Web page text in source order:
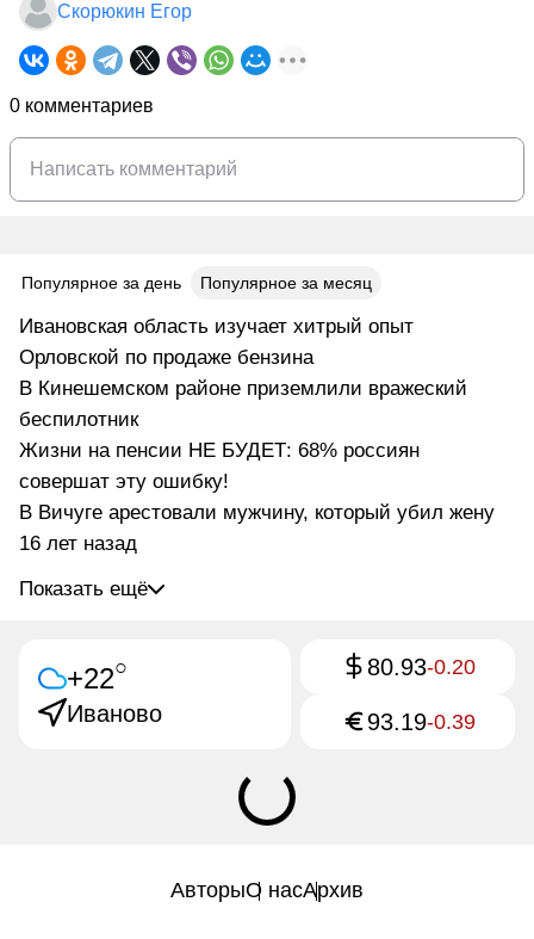
Скорюкин Егор
0 комментариев
Популярное за день Популярное за месяц
Ивановская область изучает хитрый опыт
Орловской по продаже бензина
В Кинешемском районе приземлили вражеский
беспилотник
Жизни на пенсии НЕ БУДЕТ: 68% россиян
совершат эту ошибку!
В Вичуге арестовали мужчину, который убил жену
16 лет назад
Показать ещё
+22○
Иваново
80.93-0.20
93.19-0.39
АвторыО насАрхив